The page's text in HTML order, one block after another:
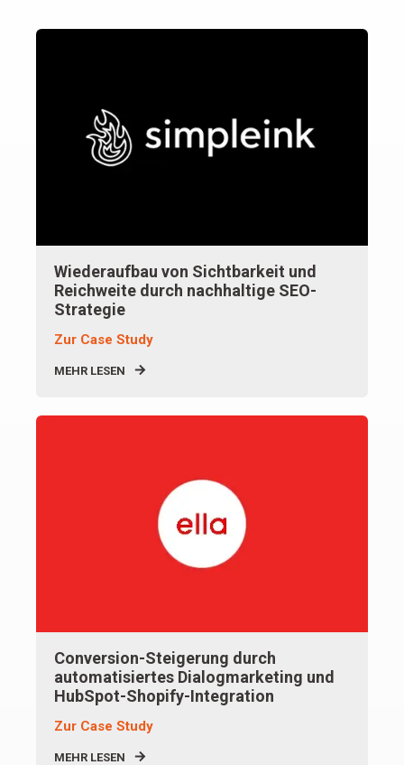
Wiederaufbau von Sichtbarkeit und
Reichweite durch nachhaltige SEO-
Strategie
Zur Case Study
MEHR LESEN
Conversion-Steigerung durch
automatisiertes Dialogmarketing und
HubSpot-Shopify-Integration
Zur Case Study
MEHR LESEN